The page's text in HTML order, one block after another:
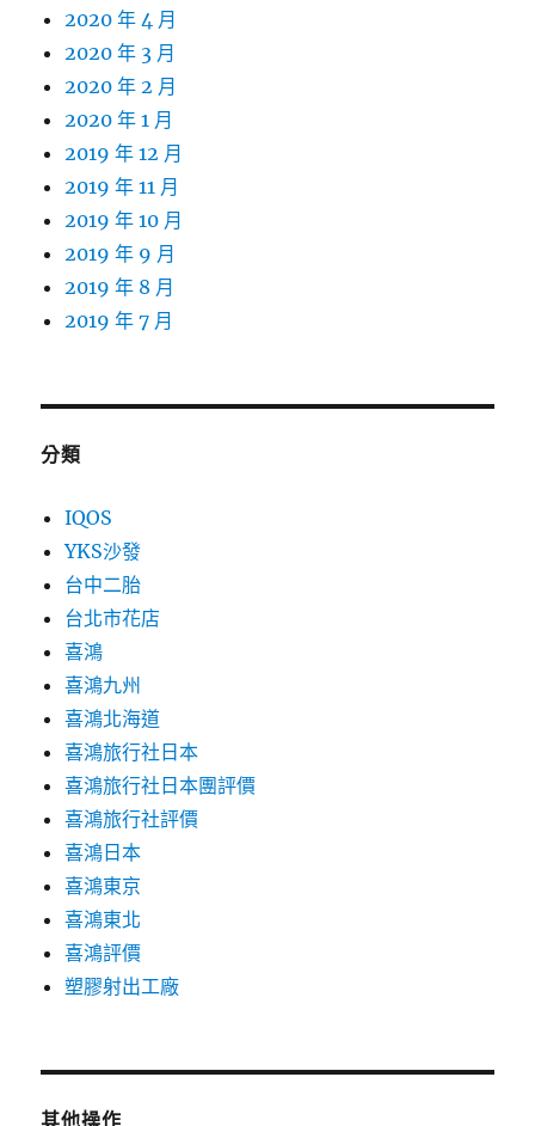
2020 年 4 月
2020 年 3 月
2020 年 2 月
2020 年 1 月
2019 年 12 月
2019 年 11 月
2019 年 10 月
2019 年 9 月
2019 年 8 月
2019 年 7 月
分類
IQOS
YKS沙發
台中二胎
台北市花店
喜鴻
喜鴻九州
喜鴻北海道
喜鴻旅行社日本
喜鴻旅行社日本團評價
喜鴻旅行社評價
喜鴻日本
喜鴻東京
喜鴻東北
喜鴻評價
塑膠射出工廠
其他操作